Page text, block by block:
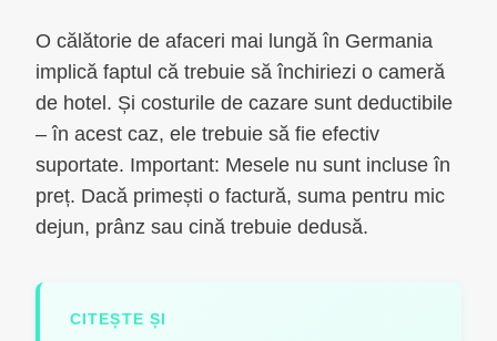
O călătorie de afaceri mai lungă în Germania
implică faptul că trebuie să închiriezi o cameră
de hotel. Și costurile de cazare sunt deductibile
– în acest caz, ele trebuie să fie efectiv
suportate. Important: Mesele nu sunt incluse în
preț. Dacă primești o factură, suma pentru mic
dejun, prânz sau cină trebuie dedusă.
CITEȘTE ȘI